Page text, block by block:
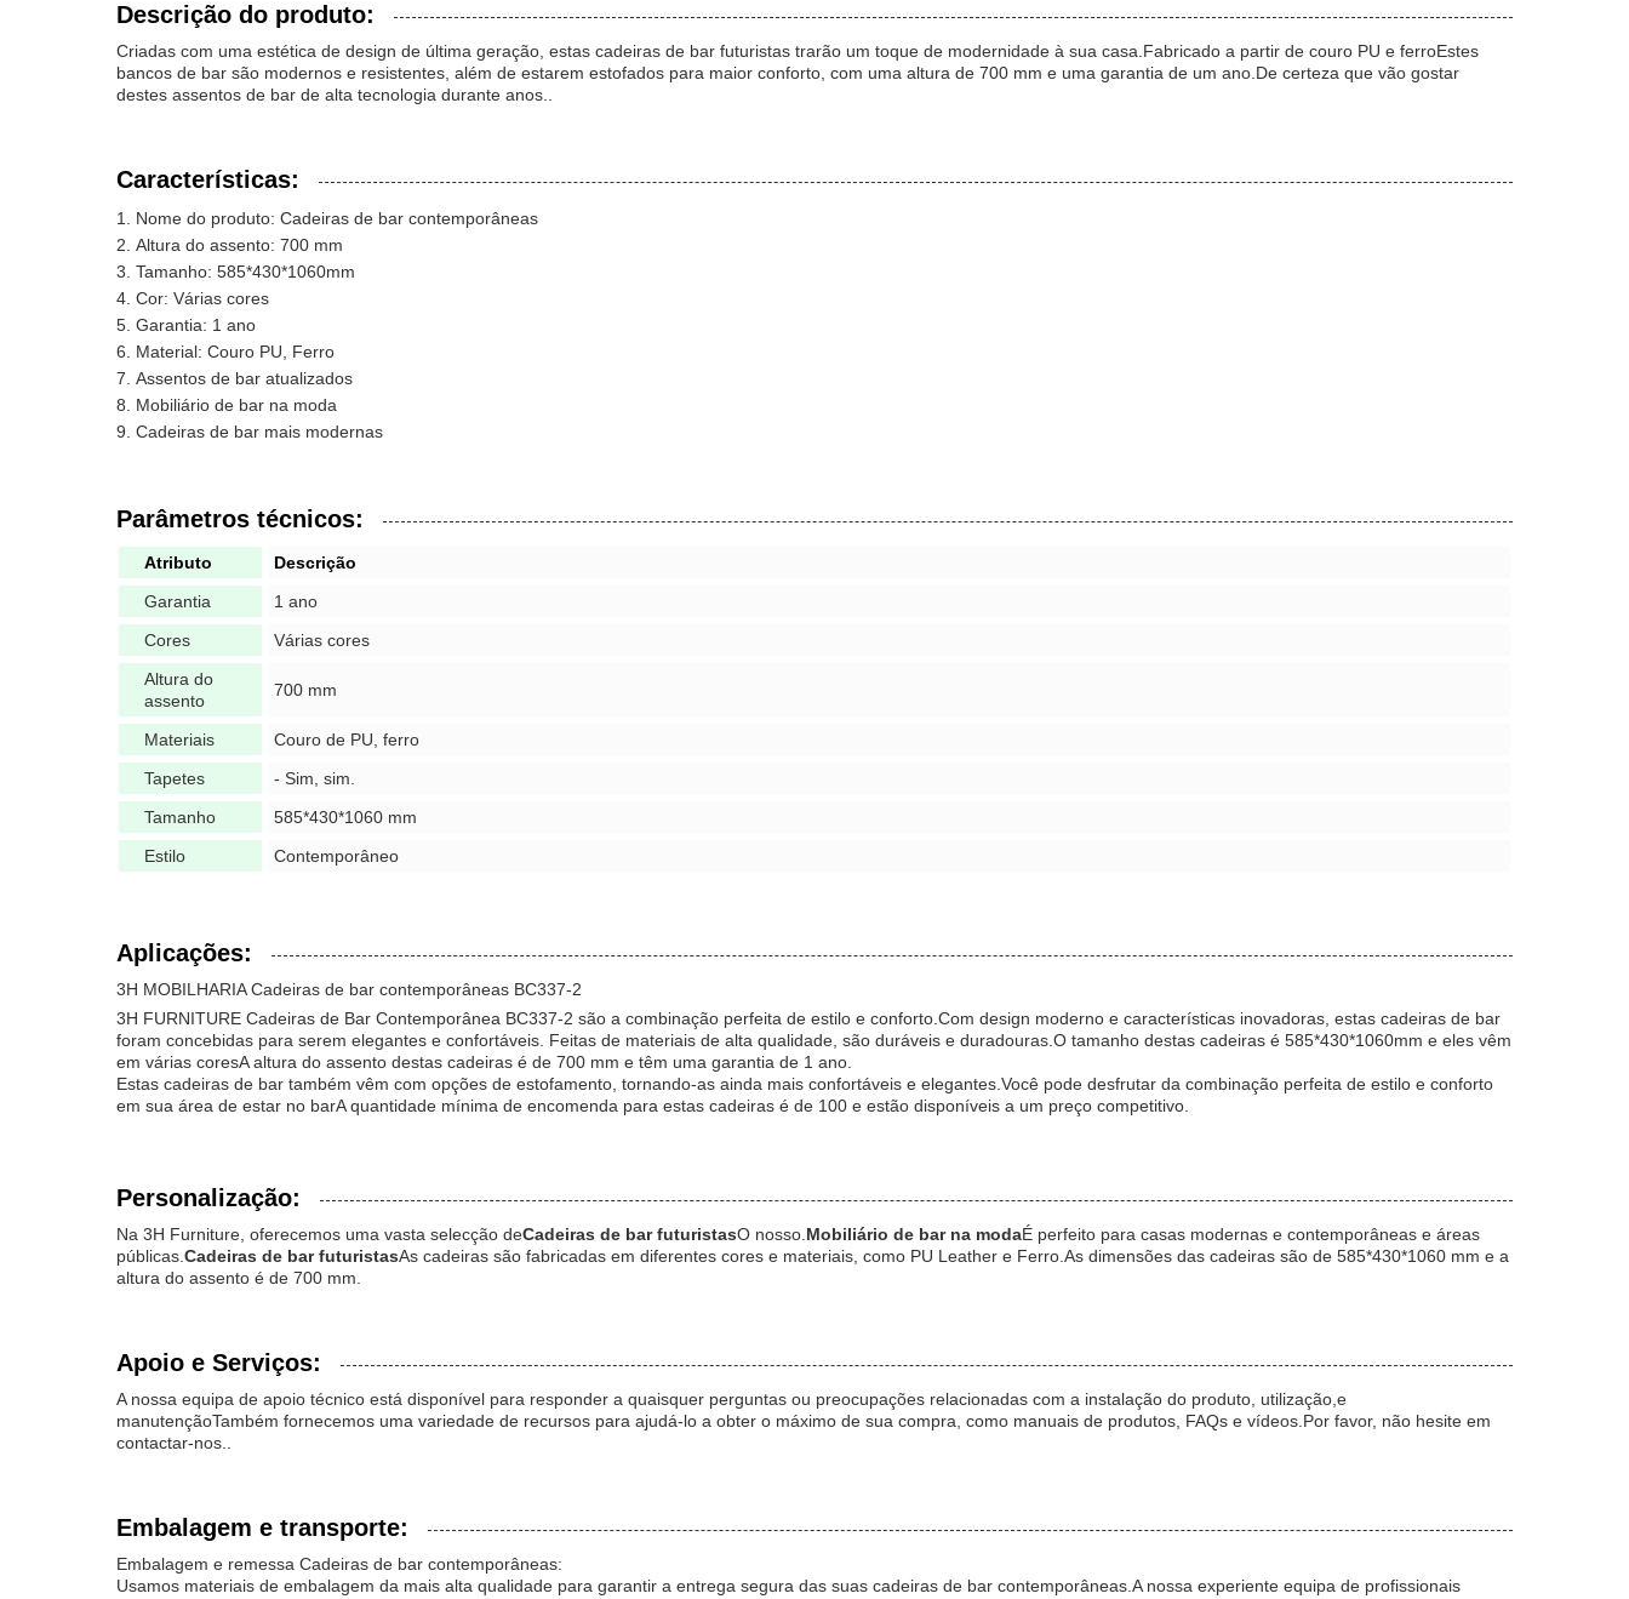
Descrição do produto:
Criadas com uma estética de design de última geração, estas cadeiras de bar futuristas trarão um toque de modernidade à sua casa.Fabricado a partir de couro PU e ferroEstes
bancos de bar são modernos e resistentes, além de estarem estofados para maior conforto, com uma altura de 700 mm e uma garantia de um ano.De certeza que vão gostar
destes assentos de bar de alta tecnologia durante anos..
Características:
Nome do produto: Cadeiras de bar contemporâneas
Altura do assento: 700 mm
Tamanho: 585*430*1060mm
Cor: Várias cores
Garantia: 1 ano
Material: Couro PU, Ferro
Assentos de bar atualizados
Mobiliário de bar na moda
Cadeiras de bar mais modernas
Parâmetros técnicos:
Atributo
Descrição
Garantia
1 ano
Cores
Várias cores
Altura do
assento
700 mm
Materiais
Couro de PU, ferro
Tapetes
- Sim, sim.
Tamanho
585*430*1060 mm
Estilo
Contemporâneo
Aplicações:
3H MOBILHARIA Cadeiras de bar contemporâneas BC337-2
3H FURNITURE Cadeiras de Bar Contemporânea BC337-2 são a combinação perfeita de estilo e conforto.Com design moderno e características inovadoras, estas cadeiras de bar
foram concebidas para serem elegantes e confortáveis. Feitas de materiais de alta qualidade, são duráveis e duradouras.O tamanho destas cadeiras é 585*430*1060mm e eles vêm
em várias coresA altura do assento destas cadeiras é de 700 mm e têm uma garantia de 1 ano.
Estas cadeiras de bar também vêm com opções de estofamento, tornando-as ainda mais confortáveis e elegantes.Você pode desfrutar da combinação perfeita de estilo e conforto
em sua área de estar no barA quantidade mínima de encomenda para estas cadeiras é de 100 e estão disponíveis a um preço competitivo.
Personalização:
Na 3H Furniture, oferecemos uma vasta selecção deCadeiras de bar futuristasO nosso. Mobiliário de bar na modaÉ perfeito para casas modernas e contemporâneas e áreas
públicas. Cadeiras de bar futuristasAs cadeiras são fabricadas em diferentes cores e materiais, como PU Leather e Ferro.As dimensões das cadeiras são de 585*430*1060 mm e a
altura do assento é de 700 mm.
Apoio e Serviços:
A nossa equipa de apoio técnico está disponível para responder a quaisquer perguntas ou preocupações relacionadas com a instalação do produto, utilização,e
manutençãoTambém fornecemos uma variedade de recursos para ajudá-lo a obter o máximo de sua compra, como manuais de produtos, FAQs e vídeos.Por favor, não hesite em
contactar-nos..
Embalagem e transporte:
Embalagem e remessa Cadeiras de bar contemporâneas:
Usamos materiais de embalagem da mais alta qualidade para garantir a entrega segura das suas cadeiras de bar contemporâneas.A nossa experiente equipa de profissionais